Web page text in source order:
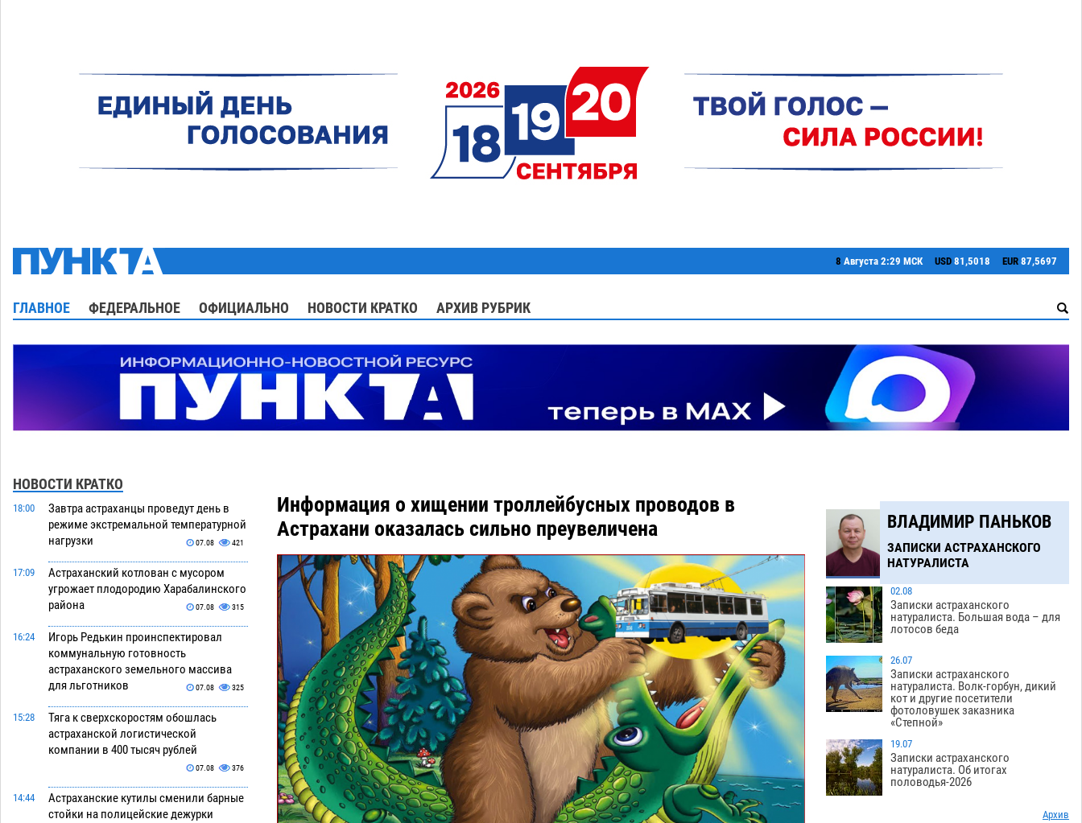
8 Августа 2:29 МСК USD 81,5018 EUR 87,5697
ГЛАВНОЕ ФЕДЕРАЛЬНОЕ ОФИЦИАЛЬНО НОВОСТИ КРАТКО АРХИВ РУБРИК
НОВОСТИ КРАТКО
18:00
Завтра астраханцы проведут день в
режиме экстремальной температурной
нагрузки
07.08 421
17:09
Астраханский котлован с мусором
угрожает плодородию Харабалинского
района
07.08 315
16:24
Игорь Редькин проинспектировал
коммунальную готовность
астраханского земельного массива
для льготников
07.08 325
15:28
Тяга к сверхскоростям обошлась
астраханской логистической
компании в 400 тысяч рублей
07.08 376
14:44
Астраханские кутилы сменили барные
стойки на полицейские дежурки
Информация о хищении троллейбусных проводов в
Астрахани оказалась сильно преувеличена
ВЛАДИМИР ПАНЬКОВ
ЗАПИСКИ АСТРАХАНСКОГО
НАТУРАЛИСТА
02.08
Записки астраханского
натуралиста. Большая вода – для
лотосов беда
26.07
Записки астраханского
натуралиста. Волк-горбун, дикий
кот и другие посетители
фотоловушек заказника
«Степной»
19.07
Записки астраханского
натуралиста. Об итогах
половодья-2026
Архив